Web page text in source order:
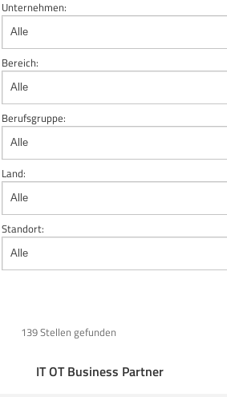
Unternehmen:
Alle
Bereich:
Alle
Berufsgruppe:
Alle
Land:
Alle
Standort:
Alle
139 Stellen gefunden
IT OT Business Partner